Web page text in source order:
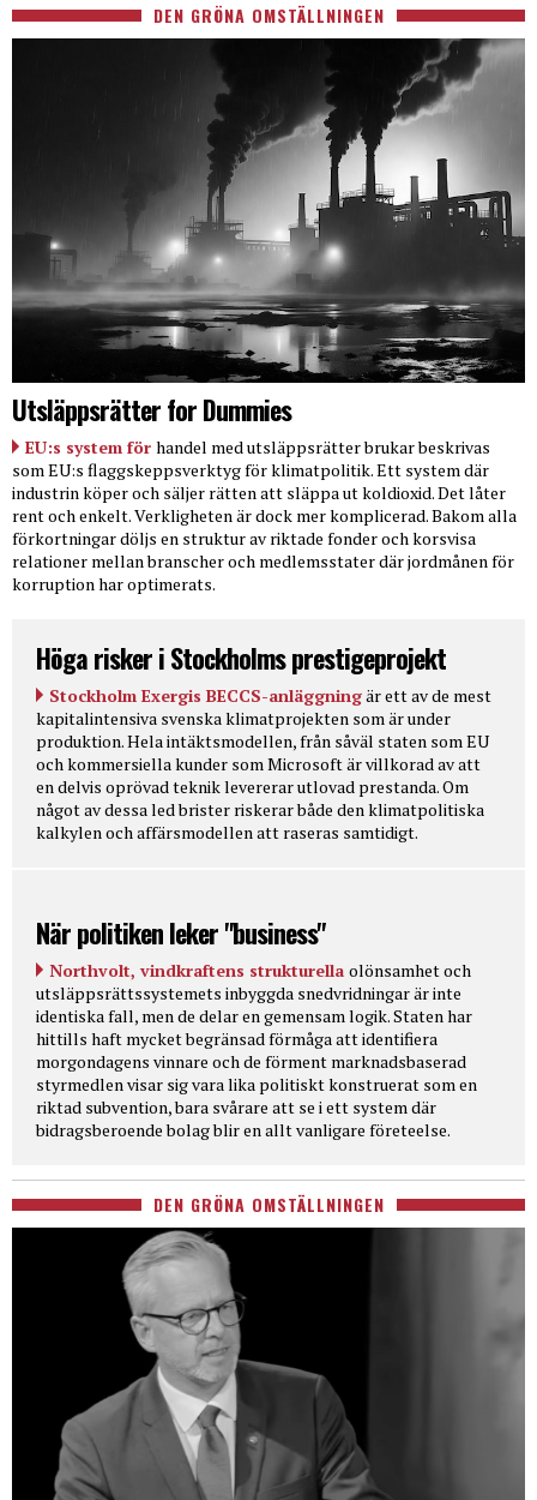
DEN GRÖNA OMSTÄLLNINGEN
Utsläppsrätter for Dummies
EU:s system för handel med utsläppsrätter brukar beskrivas
som EU:s flaggskeppsverktyg för klimatpolitik. Ett system där
industrin köper och säljer rätten att släppa ut koldioxid. Det låter
rent och enkelt. Verkligheten är dock mer komplicerad. Bakom alla
förkortningar döljs en struktur av riktade fonder och korsvisa
relationer mellan branscher och medlemsstater där jordmånen för
korruption har optimerats.
Höga risker i Stockholms prestigeprojekt
Stockholm Exergis BECCS-anläggningär ett av de mest
kapitalintensiva svenska klimatprojekten som är under
produktion. Hela intäktsmodellen, från såväl staten som EU
och kommersiella kunder som Microsoft är villkorad av att
en delvis oprövad teknik levererar utlovad prestanda. Om
något av dessa led brister riskerar både den klimatpolitiska
kalkylen och affärsmodellen att raseras samtidigt.
När politiken leker "business"
Northvolt, vindkraftens strukturella olönsamhet och
utsläppsrättssystemets inbyggda snedvridningar är inte
identiska fall, men de delar en gemensam logik. Staten har
hittills haft mycket begränsad förmåga att identifiera
morgondagens vinnare och de förment marknadsbaserad
styrmedlen visar sig vara lika politiskt konstruerat som en
riktad subvention, bara svårare att se i ett system där
bidragsberoende bolag blir en allt vanligare företeelse.
DEN GRÖNA OMSTÄLLNINGEN